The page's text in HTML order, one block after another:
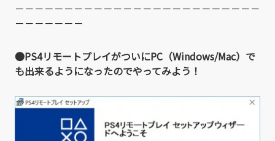
－－－－－－－－－－－－－－－－－－－－－－－－－
－－－－－－－
●PS4リモートプレイがついにPC（Windows/Mac）で
も出来るようになったのでやってみよう！